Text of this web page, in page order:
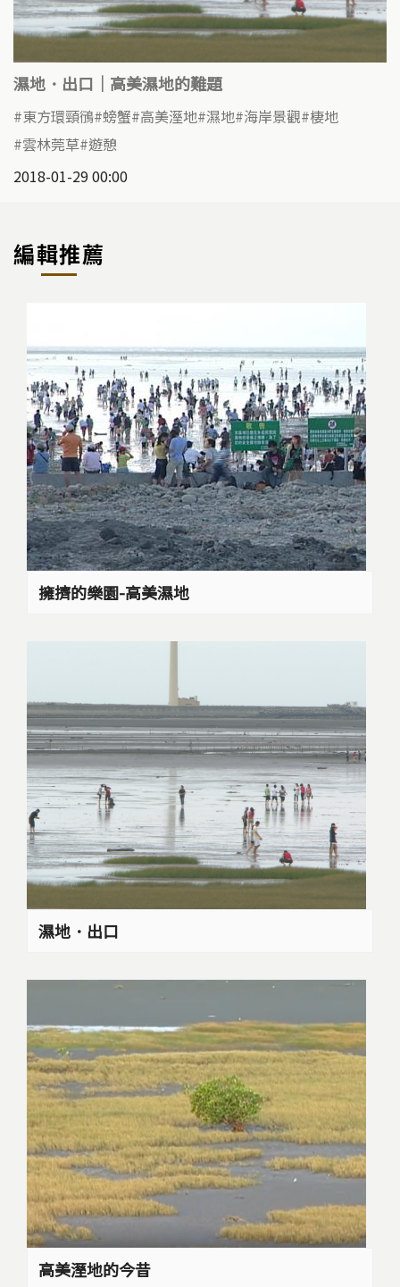
濕地．出口｜高美濕地的難題
東方環頸鴴 螃蟹 高美溼地 濕地 海岸景觀 棲地
雲林莞草 遊憩
2018-01-29 00:00
編輯推薦
擁擠的樂園-高美濕地
濕地．出口
高美溼地的今昔